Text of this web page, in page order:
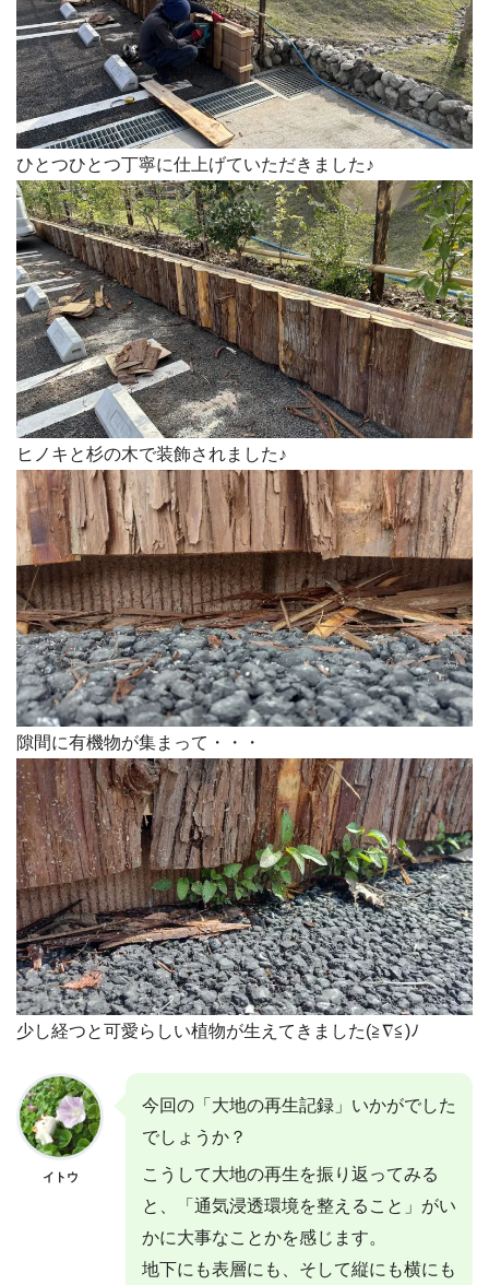
ひとつひとつ丁寧に仕上げていただきました♪
ヒノキと杉の木で装飾されました♪
隙間に有機物が集まって・・・
少し経つと可愛らしい植物が生えてきました(≧∇≦)ﾉ
イトウ
今回の「大地の再生記録」いかがでした
でしょうか？
こうして大地の再生を振り返ってみる
と、「通気浸透環境を整えること」がい
かに大事なことかを感じます。
地下にも表層にも、そして縦にも横にも